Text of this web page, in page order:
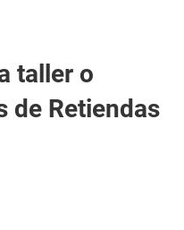
taller o
de Retiendas